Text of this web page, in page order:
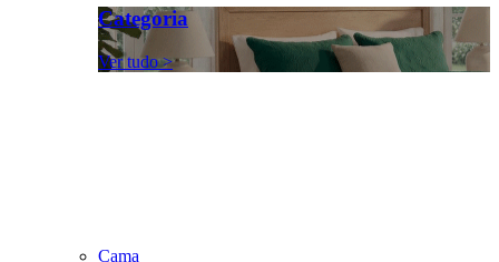
Categoria
Ver tudo >
Cama